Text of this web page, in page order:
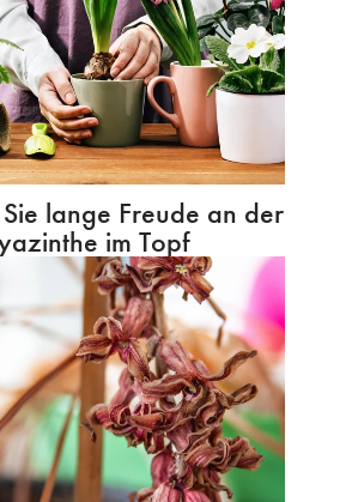
lange Freude an der
im Topf